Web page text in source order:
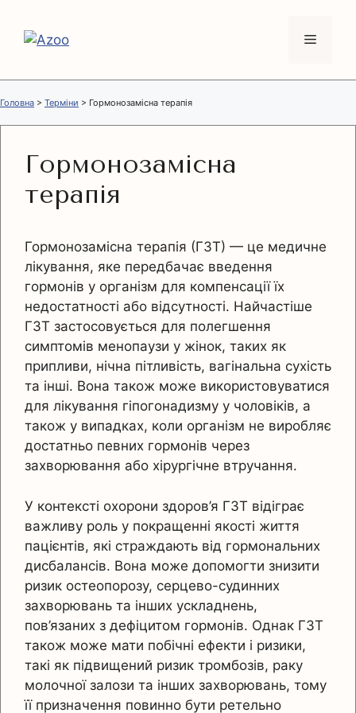
вмісту
Меню
Головна > Терміни > Гормонозамісна терапія
Гормонозамісна
терапія
Гормонозамісна терапія (ГЗТ) — це медичне
лікування, яке передбачає введення
гормонів у організм для компенсації їх
недостатності або відсутності. Найчастіше
ГЗТ застосовується для полегшення
симптомів менопаузи у жінок, таких як
припливи, нічна пітливість, вагінальна сухість
та інші. Вона також може використовуватися
для лікування гіпогонадизму у чоловіків, а
також у випадках, коли організм не виробляє
достатньо певних гормонів через
захворювання або хірургічне втручання.
У контексті охорони здоров’я ГЗТ відіграє
важливу роль у покращенні якості життя
пацієнтів, які страждають від гормональних
дисбалансів. Вона може допомогти знизити
ризик остеопорозу, серцево-судинних
захворювань та інших ускладнень,
пов’язаних з дефіцитом гормонів. Однак ГЗТ
також може мати побічні ефекти і ризики,
такі як підвищений ризик тромбозів, раку
молочної залози та інших захворювань, тому
її призначення повинно бути ретельно